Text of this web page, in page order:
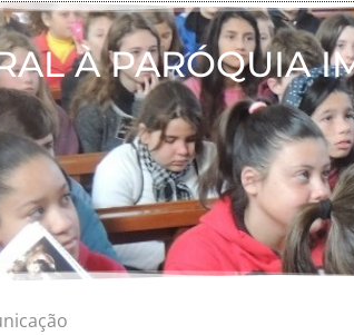
À PARÓQUIA